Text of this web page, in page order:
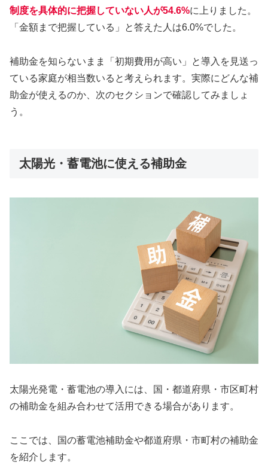
制度を具体的に把握していない人が54.6%に上りました。
「金額まで把握している」と答えた人は6.0%でした。
補助金を知らないまま「初期費用が高い」と導入を見送っ
ている家庭が相当数いると考えられます。実際にどんな補
助金が使えるのか、次のセクションで確認してみましょ
う。
太陽光・蓄電池に使える補助金
太陽光発電・蓄電池の導入には、国・都道府県・市区町村
の補助金を組み合わせて活用できる場合があります。
ここでは、国の蓄電池補助金や都道府県・市町村の補助金
を紹介します。